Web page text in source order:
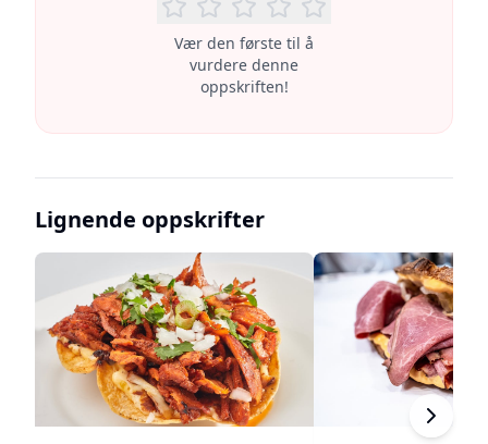
Vær den første til å
vurdere denne
oppskriften!
Lignende oppskrifter